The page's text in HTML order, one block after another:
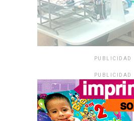
PUBLICIDAD
PUBLICIDAD